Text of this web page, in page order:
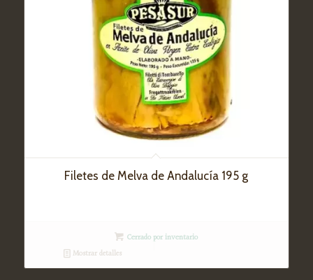
Filetes de Melva de Andalucía 195 g
Cerrado por inventario
Mostrar detalles